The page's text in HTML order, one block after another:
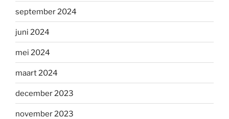
september 2024
juni 2024
mei 2024
maart 2024
december 2023
november 2023